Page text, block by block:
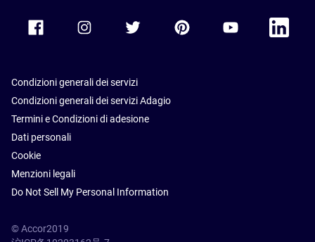
Accor Youtube
Accor
Condizioni generali dei servizi
Condizioni generali dei servizi Adagio
Termini e Condizioni di adesione
Dati personali
Cookie
Menzioni legali
Do Not Sell My Personal Information
© Accor2019